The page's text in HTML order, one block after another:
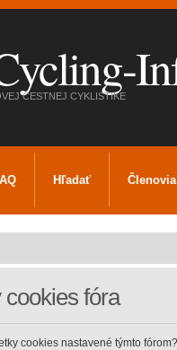
CESTNEJ CYKLISTIKE
Hľadať Členovia
fóra
cookies nastavené týmto fórom?